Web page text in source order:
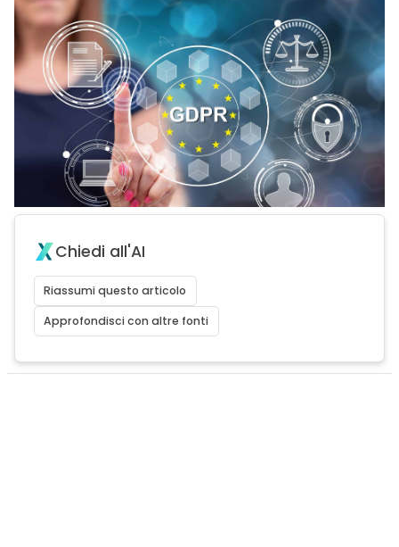
Chiedi all'AI
Riassumi questo articolo
Approfondisci con altre fonti